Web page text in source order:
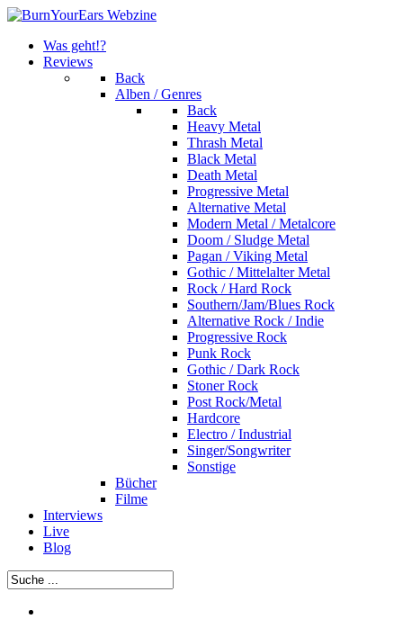
Was geht!?
Reviews
Back
Alben / Genres
Back
Heavy Metal
Thrash Metal
Black Metal
Death Metal
Progressive Metal
Alternative Metal
Modern Metal / Metalcore
Doom / Sludge Metal
Pagan / Viking Metal
Gothic / Mittelalter Metal
Rock / Hard Rock
Southern/Jam/Blues Rock
Alternative Rock / Indie
Progressive Rock
Punk Rock
Gothic / Dark Rock
Stoner Rock
Post Rock/Metal
Hardcore
Electro / Industrial
Singer/Songwriter
Sonstige
Bücher
Filme
Interviews
Live
Blog